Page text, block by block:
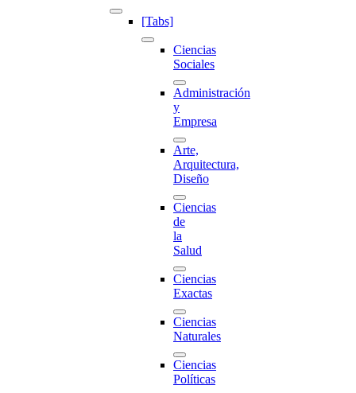
[Tabs]
Ciencias
Sociales
Administración
y
Empresa
Arte,
Arquitectura,
Diseño
Ciencias
de
la
Salud
Ciencias
Exactas
Ciencias
Naturales
Ciencias
Políticas